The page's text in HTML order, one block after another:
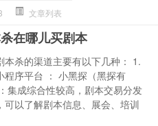
文章列表
在哪儿买剧本
本杀的渠道主要有以下几种： 1.
程序平台 ： 小黑探（黑探有
集成综合性较高，剧本交易分发
可以了解剧本信息、展会、培训